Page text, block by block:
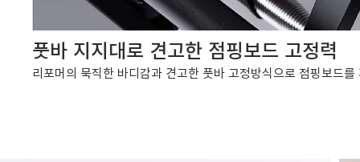
리포머의 묵직한 바디감과 견고한 풋바 고정방식으로 점핑보드
풋바 지지대로 견고한 점핑보드 고정력